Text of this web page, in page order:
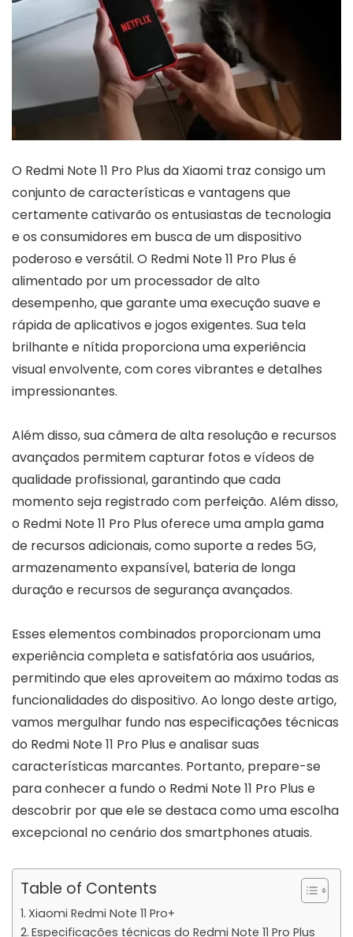
O Redmi Note 11 Pro Plus da Xiaomi traz consigo um
conjunto de características e vantagens que
certamente cativarão os entusiastas de tecnologia
e os consumidores em busca de um dispositivo
poderoso e versátil. O Redmi Note 11 Pro Plus é
alimentado por um processador de alto
desempenho, que garante uma execução suave e
rápida de aplicativos e jogos exigentes. Sua tela
brilhante e nítida proporciona uma experiência
visual envolvente, com cores vibrantes e detalhes
impressionantes.
Além disso, sua câmera de alta resolução e recursos
avançados permitem capturar fotos e vídeos de
qualidade profissional, garantindo que cada
momento seja registrado com perfeição. Além disso,
o Redmi Note 11 Pro Plus oferece uma ampla gama
de recursos adicionais, como suporte a redes 5G,
armazenamento expansível, bateria de longa
duração e recursos de segurança avançados.
Esses elementos combinados proporcionam uma
experiência completa e satisfatória aos usuários,
permitindo que eles aproveitem ao máximo todas as
funcionalidades do dispositivo. Ao longo deste artigo,
vamos mergulhar fundo nas especificações técnicas
do Redmi Note 11 Pro Plus e analisar suas
características marcantes. Portanto, prepare-se
para conhecer a fundo o Redmi Note 11 Pro Plus e
descobrir por que ele se destaca como uma escolha
excepcional no cenário dos smartphones atuais.
Table of Contents
Xiaomi Redmi Note 11 Pro+
Especificações técnicas do Redmi Note 11 Pro Plus